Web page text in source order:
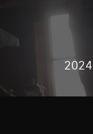
2024